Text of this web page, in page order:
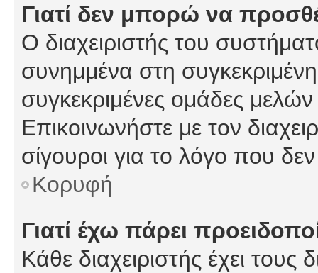
Γιατί δεν μπορώ να
Ο διαχειριστής του
συνημμένα στη
συγκεκριμένες ομάδες
Επικοινωνήστε με τον
σίγουροι για το λόγο που
Κορυφή
Γιατί έχω πάρει
Κάθε διαχειριστής έχει